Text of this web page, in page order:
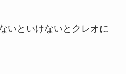
いといけないとクレオに